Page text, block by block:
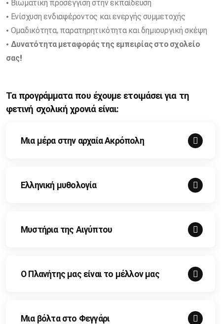
• Βιωματική προσέγγιση στην εκπαίδευση
• Ενίσχυση ενδιαφέροντος και ενεργής συμμετοχής
• Ομαδικότητα, παρατηρητικότητα και δημιουργική σκέψη
• Δυνατότητα μεταφοράς της εμπειρίας στο σχολείο
σας!
Τα προγράμματα που έχουμε ετοιμάσει για τη
φετινή σχολική χρονιά είναι:
Μια μέρα στην αρχαία Ακρόπολη
Ελληνική μυθολογία
Μυστήρια της Αιγύπτου
Ο Πλανήτης μας είναι το μέλλον μας
Μια βόλτα στο Φεγγάρι